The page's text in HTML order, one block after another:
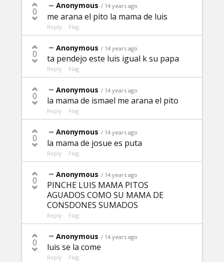
0
Anonymous / 14 years ago
me arana el pito la mama de luis
Reply Flag
0
Anonymous / 14 years ago
ta pendejo este luis igual k su papa
Reply Flag
0
Anonymous / 14 years ago
la mama de ismael me arana el pito
Reply Flag
0
Anonymous / 14 years ago
la mama de josue es puta
Reply Flag
0
Anonymous / 14 years ago
PINCHE LUIS MAMA PITOS
AGUADOS COMO SU MAMA DE
CONSDONES SUMADOS
Reply Flag
0
Anonymous / 14 years ago
luis se la come
Reply Flag